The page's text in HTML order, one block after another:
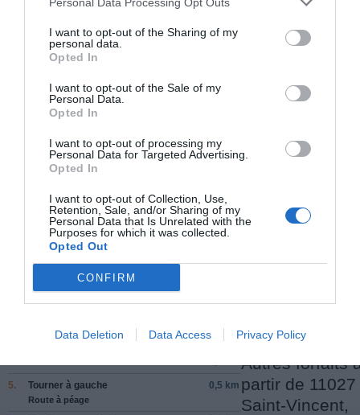
I want to opt-out of the Sharing of my
personal data.
Opted In
I want to opt-out of the Sale of my
Personal Data.
Opted In
I want to opt-out of processing my
Personal Data for Targeted Advertising.
Opted In
I want to opt-out of Collection, Use,
Retention, Sale, and/or Sharing of my
Personal Data that Is Unrelated with the
Purposes for which it was collected.
Opted Out
CONFIRM
Data Deletion Data Access Privacy Policy
Vérifiez la météo dans votre voyage
Places à proximité de votre itinéraire (moins de 30)
Facebook Partager cette voie
Itinéraire
tiempo estimado3 heures 54 minutes)
Continuer surLocalità Panorama 0,5 km
5. Tourner à gauche
Route à péage
0,5 km
©2016 Google
Autres forfaits
partir de 11027
Saint-Vincent,